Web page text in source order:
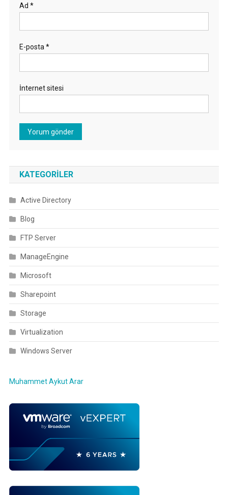
Ad *
E-posta *
İnternet sitesi
KATEGORILER
Active Directory
Blog
FTP Server
ManageEngine
Microsoft
Sharepoint
Storage
Virtualization
Windows Server
Muhammet Aykut Arar